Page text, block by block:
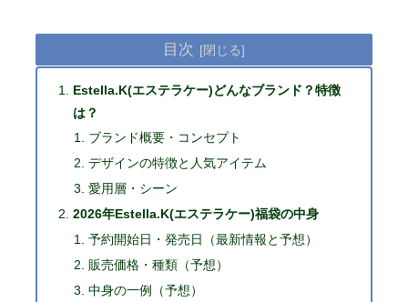
目次
Estella.K(エステラケー)どんなブランド？特徴
は？
ブランド概要・コンセプト
デザインの特徴と人気アイテム
愛用層・シーン
2026年Estella.K(エステラケー)福袋の中身
予約開始日・発売日（最新情報と予想）
販売価格・種類（予想）
中身の一例（予想）